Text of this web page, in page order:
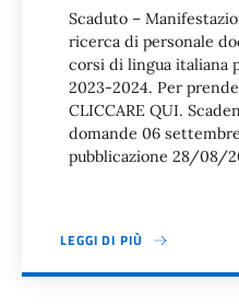
Scaduto –
ricerca di personale
corsi di lingua italiana
2023-2024. Per
CLICCARE QUI.
domande 06
pubblicazione 28/08/
LEGGI DI PIÙ